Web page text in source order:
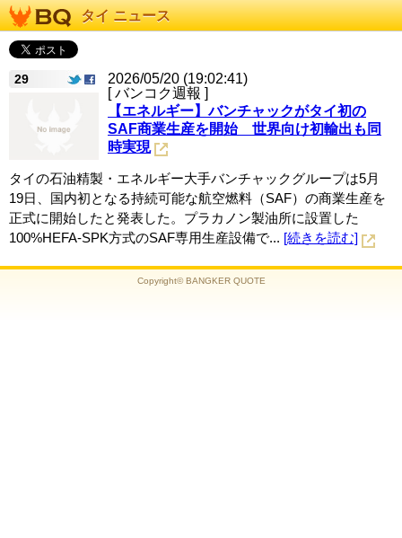
タイ ニュース
29
2026/05/20 (19:02:41)
[ バンコク週報 ]
【エネルギー】バンチャックがタイ初の
SAF商業生産を開始 世界向け初輸出も同
時実現
タイの石油精製・エネルギー大手バンチャックグループは5月
19日、国内初となる持続可能な航空燃料（SAF）の商業生産を
正式に開始したと発表した。プラカノン製油所に設置した
100%HEFA-SPK方式のSAF専用生産設備で... [続きを読む]
Copyright© BANGKER QUOTE